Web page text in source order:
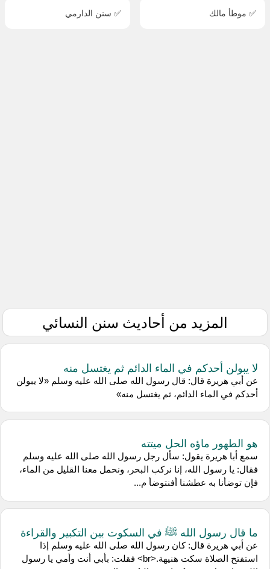
✅ موطأ مالك ✅ سنن الدارمي
المزيد من أحاديث سنن النسائي
لا يبولن أحدكم في الماء الدائم ثم يغتسل منه
عن أبي هريرة قال: قال رسول الله صلى الله عليه وسلم «لا يبولن
أحدكم في الماء الدائم، ثم يغتسل منه»
هو الطهور ماؤه الحل ميتته
سمع أبا هريرة يقول: سأل رجل رسول الله صلى الله عليه وسلم
فقال: يا رسول الله، إنا نركب البحر، ونحمل معنا القليل من الماء،
فإن توضأنا به عطشنا أفنتوضأ م...
ما قال رسول الله ﷺ في السكوت بين التكبير والقراءة
عن أبي هريرة قال: كان رسول الله صلى الله عليه وسلم إذا
استفتح الصلاة سكت هنيهة.<br> فقلت: بأبي أنت وأمي يا رسول